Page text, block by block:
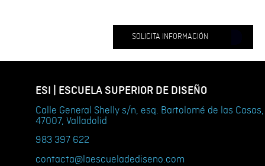
SOLICITA INFORMACIÓN
ESI | ESCUELA SUPERIOR DE DISEÑO
Calle General Shelly s/n, esq. Bartolomé de las Casas,
47007, Valladolid
983 397 622
contacta@laescueladediseno.com